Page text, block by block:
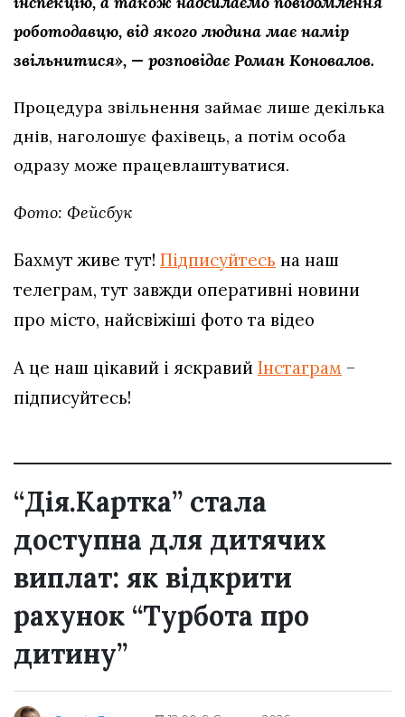
роботодавцю, від якого людина має намір
звільнитися», — розповідає Роман Коновалов.
Процедура звільнення займає лише декілька
днів, наголошує фахівець, а потім особа
одразу може працевлаштуватися.
Фото: Фейсбук
Бахмут живе тут! Підписуйтесь на наш
телеграм, тут завжди оперативні новини
про місто, найсвіжіші фото та відео
А це наш цікавий і яскравий Інстаграм –
підписуйтесь!
“Дія.Картка” стала
доступна для дитячих
виплат: як відкрити
рахунок “Турбота про
дитину”